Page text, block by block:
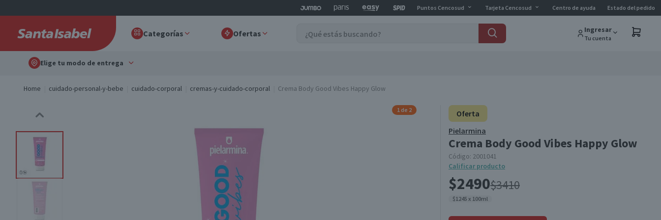
Puntos Cencosud Tarjeta Cencosud Centro de ayuda Estado del pedido
Categorías Ofertas Ingresar
Tu cuenta
Elige tu modo de entrega
Home cuidado-personal-y-bebe cuidado-corporal cremas-y-cuidado-corporal Crema Body Good Vibes Happy Glow
Oferta
Pielarmina
Crema Body Good Vibes Happy Glow
Código: 2001041
Calificar producto
$2490$3410
$1245 x 100ml
1 de 2